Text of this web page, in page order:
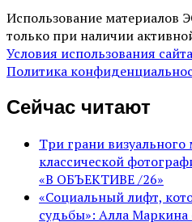
Использование материалов
только при наличии
Условия использования сайта
Политика
Сейчас читают
Три грани визуального
классической
«В ОБЪЕКТИВЕ /26»
«Социальный лифт,
судьбы»: Алла Маркина